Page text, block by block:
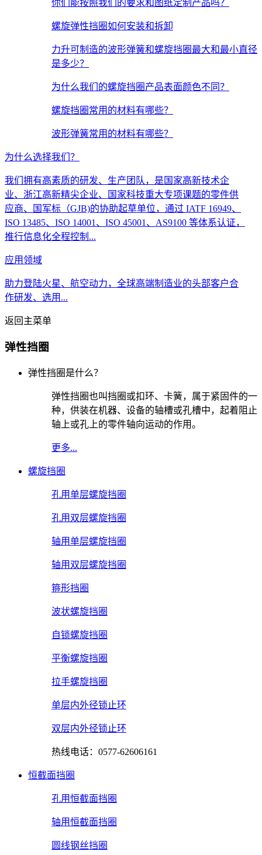
你们能按照我们的要求和图纸定制产品吗？
螺旋弹性挡圈如何安装和拆卸
力升可制造的波形弹簧和螺旋挡圈最大和最小直径
是多少？
为什么我们的螺旋挡圈产品表面颜色不同？
螺旋挡圈常用的材料有哪些？
波形弹簧常用的材料有哪些？
为什么选择我们？
我们拥有高素质的研发、生产团队，是国家高新技术企
业、浙江高新精尖企业、国家科技重大专项课题的零件供
应商、国军标（GJB)的协助起草单位，通过 IATF 16949、
ISO 13485、ISO 14001、ISO 45001、AS9100 等体系认证，
推行信息化全程控制...
应用领域
助力登陆火星、航空动力，全球高端制造业的头部客户合
作研发、选用...
返回主菜单
弹性挡圈
弹性挡圈是什么？
弹性挡圈也叫挡圈或扣环、卡簧，属于紧固件的一
种，供装在机器、设备的轴槽或孔槽中，起着阻止
轴上或孔上的零件轴向运动的作用。
更多...
螺旋挡圈
孔用单层螺旋挡圈
孔用双层螺旋挡圈
轴用单层螺旋挡圈
轴用双层螺旋挡圈
箍形挡圈
波状螺旋挡圈
自锁螺旋挡圈
平衡螺旋挡圈
拉手螺旋挡圈
单层内外径锁止环
双层内外径锁止环
热线电话：0577-62606161
恒截面挡圈
孔用恒截面挡圈
轴用恒截面挡圈
圆线钢丝挡圈